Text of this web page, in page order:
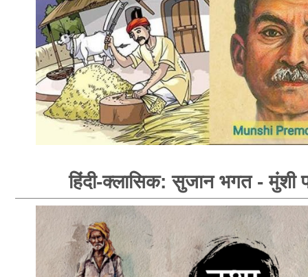
हिंदी-क्लासिक: सुजान भगत - मुंशी